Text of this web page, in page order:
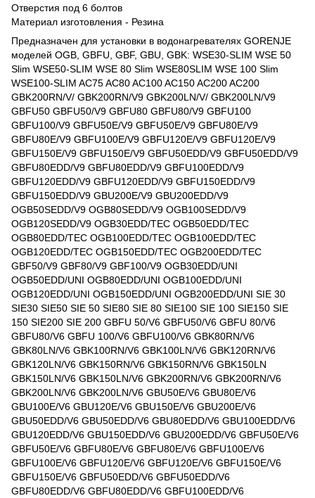
Отверстия под 6 болтов
Материал изготовления - Резина
Предназначен для установки в водонагревателях GORENJE
моделей OGB, GBFU, GBF, GBU, GBK: WSE30-SLIM WSE 50
Slim WSE50-SLIM WSE 80 Slim WSE80SLIM WSE 100 Slim
WSE100-SLIM AC75 AC80 AC100 AC150 AC200 AC200
GBK200RN/V/ GBK200RN/V9 GBK200LN/V/ GBK200LN/V9
GBFU50 GBFU50/V9 GBFU80 GBFU80/V9 GBFU100
GBFU100/V9 GBFU50E/V9 GBFU50E/V9 GBFU80E/V9
GBFU80E/V9 GBFU100E/V9 GBFU120E/V9 GBFU120E/V9
GBFU150E/V9 GBFU150E/V9 GBFU50EDD/V9 GBFU50EDD/V9
GBFU80EDD/V9 GBFU80EDD/V9 GBFU100EDD/V9
GBFU120EDD/V9 GBFU120EDD/V9 GBFU150EDD/V9
GBFU150EDD/V9 GBU200E/V9 GBU200EDD/V9
OGB50SEDD/V9 OGB80SEDD/V9 OGB100SEDD/V9
OGB120SEDD/V9 OGB30EDD/TEC OGB50EDD/TEC
OGB80EDD/TEC OGB100EDD/TEC OGB100EDD/TEC
OGB120EDD/TEC OGB150EDD/TEC OGB200EDD/TEC
GBF50/V9 GBF80/V9 GBF100/V9 OGB30EDD/UNI
OGB50EDD/UNI OGB80EDD/UNI OGB100EDD/UNI
OGB120EDD/UNI OGB150EDD/UNI OGB200EDD/UNI SIE 30
SIE30 SIE50 SIE 50 SIE80 SIE 80 SIE100 SIE 100 SIE150 SIE
150 SIE200 SIE 200 GBFU 50/V6 GBFU50/V6 GBFU 80/V6
GBFU80/V6 GBFU 100/V6 GBFU100/V6 GBK80RN/V6
GBK80LN/V6 GBK100RN/V6 GBK100LN/V6 GBK120RN/V6
GBK120LN/V6 GBK150RN/V6 GBK150RN/V6 GBK150LN
GBK150LN/V6 GBK150LN/V6 GBK200RN/V6 GBK200RN/V6
GBK200LN/V6 GBK200LN/V6 GBU50E/V6 GBU80E/V6
GBU100E/V6 GBU120E/V6 GBU150E/V6 GBU200E/V6
GBU50EDD/V6 GBU50EDD/V6 GBU80EDD/V6 GBU100EDD/V6
GBU120EDD/V6 GBU150EDD/V6 GBU200EDD/V6 GBFU50E/V6
GBFU50E/V6 GBFU80E/V6 GBFU80E/V6 GBFU100E/V6
GBFU100E/V6 GBFU120E/V6 GBFU120E/V6 GBFU150E/V6
GBFU150E/V6 GBFU50EDD/V6 GBFU50EDD/V6
GBFU80EDD/V6 GBFU80EDD/V6 GBFU100EDD/V6